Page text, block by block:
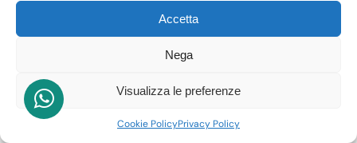
Accetta
Nega
Visualizza le preferenze
Cookie PolicyPrivacy Policy
Unione Europea (o UE)
riferimento all’Unione Europea contenuto in
questo documento si intende esteso a tutti gli
attuali stati membri dell’Unione Europea e dello
Spazio Economico Europeo.